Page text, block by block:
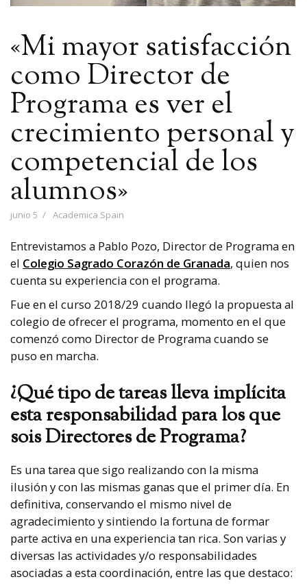
«Mi mayor satisfacción
como Director de
Programa es ver el
crecimiento personal y
competencial de los
alumnos»
junio 5 Academica Spain
Entrevistamos a Pablo Pozo, Director de Programa en
el Colegio Sagrado Corazón de Granada, quien nos
cuenta su experiencia con el programa.
Fue en el curso 2018/29 cuando llegó la propuesta al
colegio de ofrecer el programa, momento en el que
comenzó como Director de Programa cuando se
puso en marcha.
¿Qué tipo de tareas lleva implícita
esta responsabilidad para los que
sois Directores de Programa?
Es una tarea que sigo realizando con la misma
ilusión y con las mismas ganas que el primer día. En
definitiva, conservando el mismo nivel de
agradecimiento y sintiendo la fortuna de formar
parte activa en una experiencia tan rica. Son varias y
diversas las actividades y/o responsabilidades
asociadas a esta coordinación, entre las que destaco: